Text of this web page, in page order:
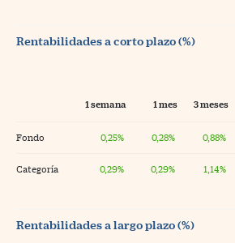
Rentabilidades a corto plazo (%)
1 semana 1 mes 3 meses
Fondo 0,25% 0,28% 0,88%
Categoría 0,29% 0,29% 1,14%
Rentabilidades a largo plazo (%)